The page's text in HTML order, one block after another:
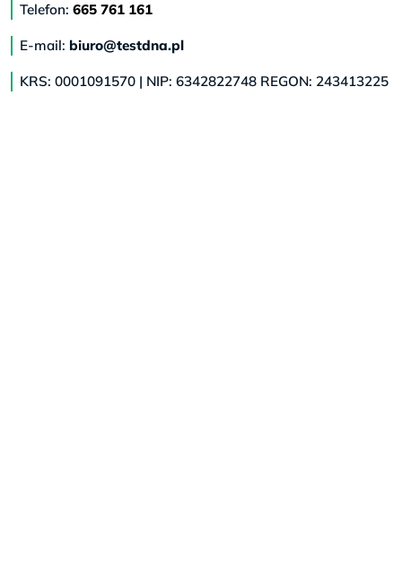
Telefon: 665 761 161
E-mail: biuro@testdna.pl
KRS: 0001091570 | NIP: 6342822748 REGON: 243413225